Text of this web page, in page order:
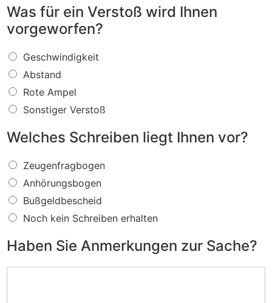
Was für ein Verstoß wird Ihnen
vorgeworfen?
W
a
s
f
ü
r
i
V
e
r
s
t
o
ß
w
Geschwindigkeit
Abstand
Rote Ampel
Sonstiger Verstoß
Welches Schreiben liegt Ihnen vor?
W
e
c
h
e
S
Zeugenfragbogen
Anhörungsbogen
Bußgeldbescheid
Noch kein Schreiben erhalten
Haben Sie Anmerkungen zur Sache?